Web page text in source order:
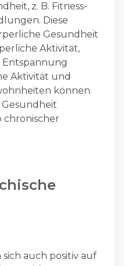
z. B. Fitness-
Diese
Gesundheit
Aktivität,
Aktivität und
können
Gesundheit
chronischer
auch positiv auf